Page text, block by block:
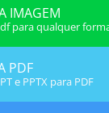
IMAGEM
para qualquer
PDF
e PPTX para PDF